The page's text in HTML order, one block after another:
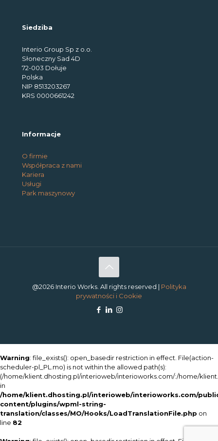
Siedziba
Interio Group Sp z o.o.
Słoneczny Sad 4D
72-003 Dołuje
Polska
NIP 8513203267
KRS 0000661242
Informacje
O firmie
Współpraca z nami
Kariera
Usługi
Park maszynowy
@2026 Interio Works. All rights reserved | Polityka
prywatności i Cookie
Warning: file_exists(): open_basedir restriction in effect. File(action-
scheduler-pl_PL.mo) is not within the allowed path(s):
(/home/klient.dhosting.pl/interioweb/interioworks.com/:/home/
in
/home/klient.dhosting.pl/interioweb/interioworks.com/
content/plugins/wpml-string-
translation/classes/MO/Hooks/LoadTranslationFile.php on
line 82